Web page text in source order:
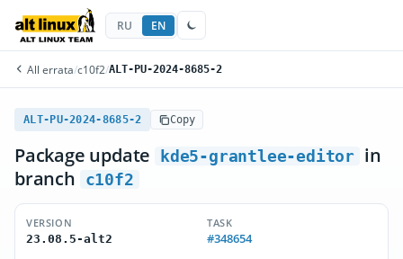
RU EN
All errata/c10f2/ALT-PU-2024-8685-2
ALT-PU-2024-8685-2 Copy
Package update kde5-grantlee-editor in
branch
c10f2
VERSION
23.08.5-alt2
TASK
#348654